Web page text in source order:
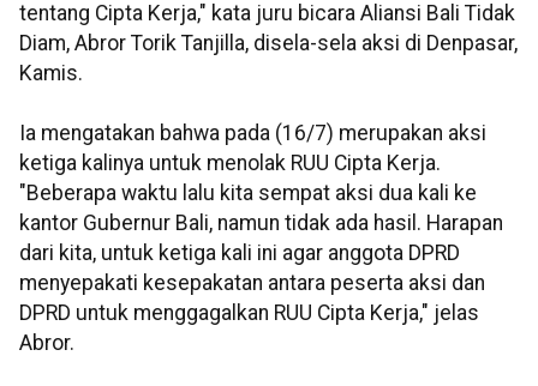
tentang Cipta Kerja," kata juru bicara Aliansi Bali Tidak
Diam, Abror Torik Tanjilla, disela-sela aksi di Denpasar,
Kamis.
Ia mengatakan bahwa pada (16/7) merupakan aksi
ketiga kalinya untuk menolak RUU Cipta Kerja.
"Beberapa waktu lalu kita sempat aksi dua kali ke
kantor Gubernur Bali, namun tidak ada hasil. Harapan
dari kita, untuk ketiga kali ini agar anggota DPRD
menyepakati kesepakatan antara peserta aksi dan
DPRD untuk menggagalkan RUU Cipta Kerja," jelas
Abror.